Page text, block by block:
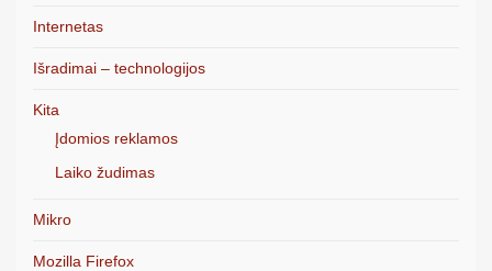
Internetas
Išradimai – technologijos
Kita
Įdomios reklamos
Laiko žudimas
Mikro
Mozilla Firefox